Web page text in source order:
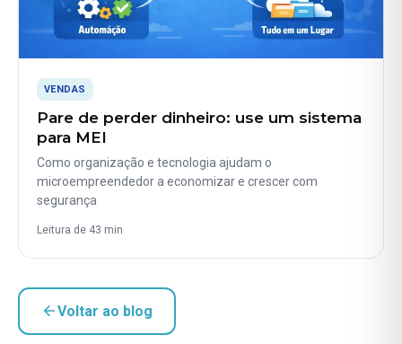
VENDAS
Pare de perder dinheiro: use um sistema
para MEI
Como organização e tecnologia ajudam o
microempreendedor a economizar e crescer com
segurança
Leitura de 43 min
Voltar ao blog